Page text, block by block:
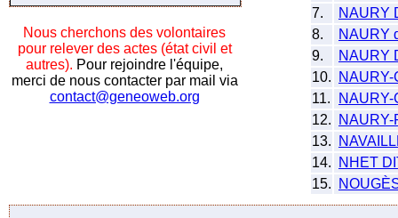
Nous cherchons des volontaires
pour relever des actes (état civil et
autres). Pour rejoindre l'équipe,
merci de nous contacter par mail via
contact@geneoweb.org
7.
NAURY
8.
NAURY
9.
NAURY
10.
11.
NAURY-
12.
NAURY-
13.
14.
NHET
15.